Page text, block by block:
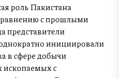
роль Пакистана
с прошлыми
представители
инициировали
в сфере добычи
ископаемых с